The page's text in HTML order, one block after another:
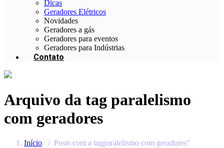
Dicas
Geradores Elétricos
Novidades
Geradores a gás
Geradores para eventos
Geradores para Indústrias
Contato
Arquivo da tag paralelismo
com geradores
Início / Posts com a tagparalelismo com geradores"